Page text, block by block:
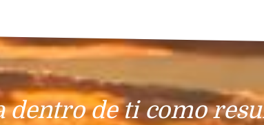
dentro de ti como